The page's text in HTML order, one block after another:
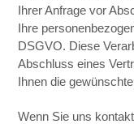
Ihrer Anfrage vor
Ihre
DSGVO. Diese
Abschluss eines
Ihnen die
Wenn Sie uns